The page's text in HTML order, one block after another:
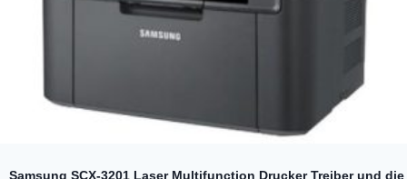
Samsung SCX-3201 Laser Multifunction Drucker Treiber und die